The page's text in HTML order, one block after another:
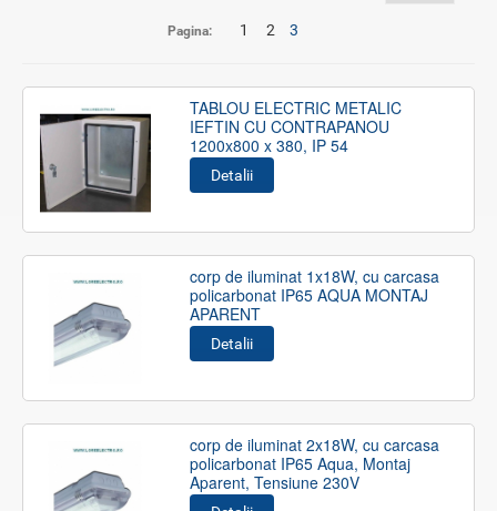
Pagina: 1 2 3
TABLOU ELECTRIC METALIC
IEFTIN CU CONTRAPANOU
1200x800 x 380, IP 54
Detalii
corp de iluminat 1x18W, cu carcasa
policarbonat IP65 AQUA MONTAJ
APARENT
Detalii
corp de iluminat 2x18W, cu carcasa
policarbonat IP65 Aqua, Montaj
Aparent, Tensiune 230V